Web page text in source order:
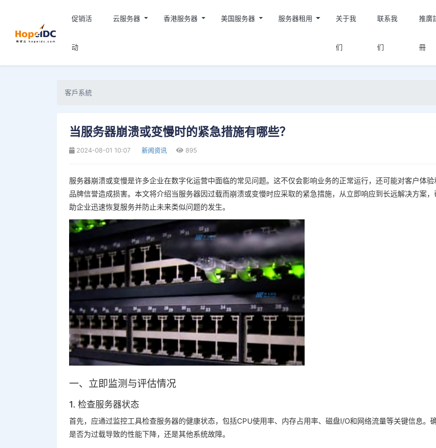
促销活
动
云服务器 香港服务器 美国服务器 服务器租用 关于我
们
联系我
们
推廣
冊
客戶系統
当服务器崩溃或变慢时的紧急措施有哪些？
2024-08-01 10:07 新闻资讯 895
服务器崩溃或变慢是许多企业在数字化运营中面临的常见问题。这不仅会影响业务的正常运行，还可能对客户体验
品牌信誉造成损害。本文将介绍当服务器因过载而崩溃或变慢时应采取的紧急措施，从立即响应到长远解决方案，
助企业迅速恢复服务并防止未来类似问题的发生。
一、立即监测与评估情况
1. 检查服务器状态
首先，应通过监控工具检查服务器的健康状态，包括CPU使用率、内存占用率、磁盘I/O和网络流量等关键信息。
是否为过载导致的性能下降，还是其他系统故障。